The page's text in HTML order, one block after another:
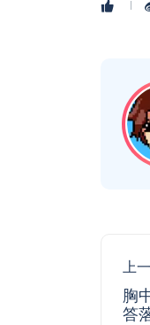
上
胸
答